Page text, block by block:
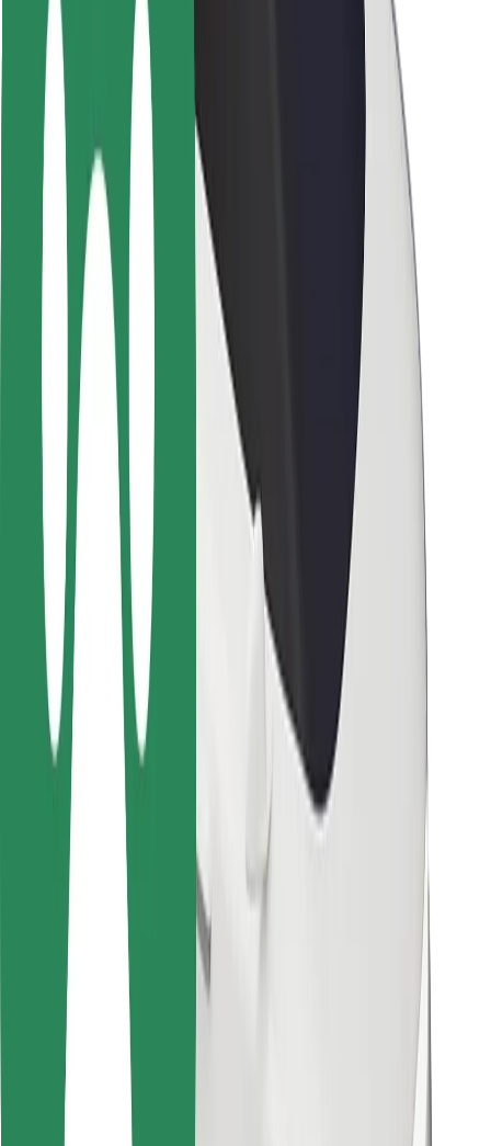
Seguridad para usuarios
Seguridad para conductores
Seguridad para patinetes
Laboratorio de seguridad
Ciudades
Dónde estamos
Soluciones para las ciudades
Aeropuertos
Estaciones de carga de Bolt
Soporte
Para usuarios
Para conductores
Para repartidores
Bolt Food
Para propietarios de flota
Para restaurantes
Bolt para empresas
Otros
Proveedores
Cookies
Seguridad
Consigue un viaje en minutos
Descargar la app de Bolt
Encuentra tu comida favorita
Descargar la app de Bolt Food